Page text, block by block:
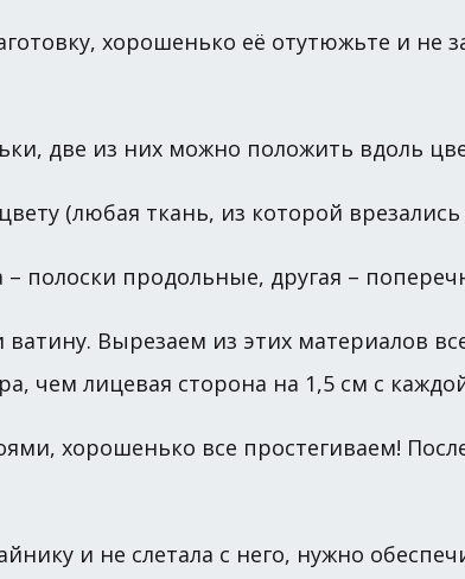
хорошенько её отутюжьте и не
две из них можно положить вдоль
(любая ткань, из которой
полоски продольные, другая –
Вырезаем из этих материалов
чем лицевая сторона на 1,5 см с
хорошенько все простегиваем!
и не слетала с него, нужно